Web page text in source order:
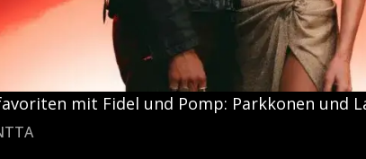
mit Fidel und Pomp: Parkkonen und